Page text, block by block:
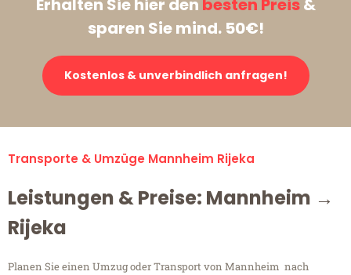
Erhalten Sie hier den besten Preis&
sparen Sie mind. 50€!
Kostenlos & unverbindlich anfragen!
Transporte & Umzüge Mannheim Rijeka
Leistungen & Preise: Mannheim →
Rijeka
Planen Sie einen Umzug oder Transport von Mannheim nach